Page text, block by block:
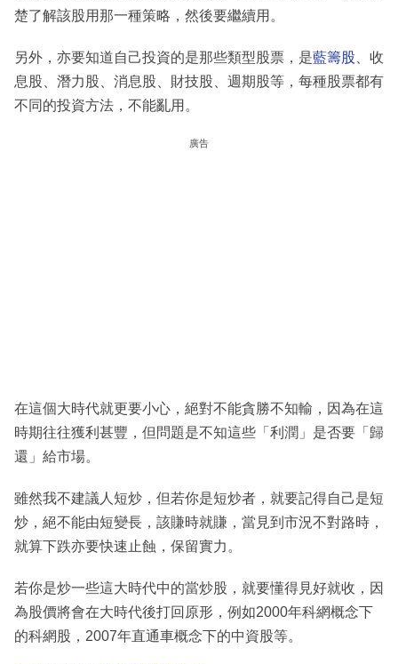
楚了解該股用那一種策略，然後要繼續用。
另外，亦要知道自己投資的是那些類型股票，是藍籌股 、收
息股、潛力股、消息股、財技股、週期股等，每種股票都有
不同的投資方法，不能亂用。
廣告
在這個大時代就更要小心，絕對不能貪勝不知輸，因為在這
時期往往獲利甚豐，但問題是不知這些「利潤」是否要「歸
還」給市場。
雖然我不建議人短炒，但若你是短炒者，就要記得自己是短
炒，絕不能由短變長，該賺時就賺，當見到市況不對路時，
就算下跌亦要快速止蝕，保留實力。
若你是炒一些這大時代中的當炒股，就要懂得見好就收，因
為股價將會在大時代後打回原形，例如2000年科網概念下
的科網股，2007年直通車概念下的中資股等。